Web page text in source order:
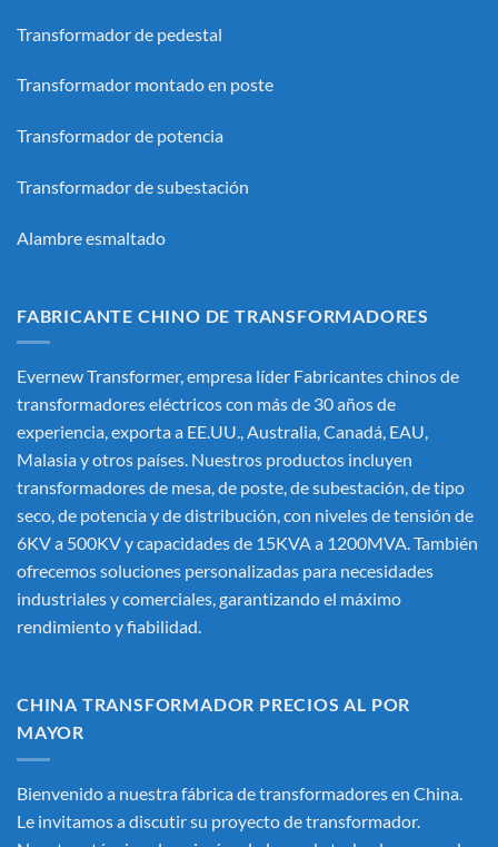
Transformador de pedestal
Transformador montado en poste
Transformador de potencia
Transformador de subestación
Alambre esmaltado
FABRICANTE CHINO DE TRANSFORMADORES
Evernew Transformer, empresa líder Fabricantes chinos de
transformadores eléctricoscon más de 30 años de
experiencia, exporta a EE.UU., Australia, Canadá, EAU,
Malasia y otros países. Nuestros productos incluyen
transformadores de mesa, de poste, de subestación, de tipo
seco, de potencia y de distribución, con niveles de tensión de
6KV a 500KV y capacidades de 15KVA a 1200MVA. También
ofrecemos soluciones personalizadas para necesidades
industriales y comerciales, garantizando el máximo
rendimiento y fiabilidad.
CHINA TRANSFORMADOR PRECIOS AL POR
MAYOR
Bienvenido a nuestra fábrica de transformadores en China.
Le invitamos a discutir su proyecto de transformador.